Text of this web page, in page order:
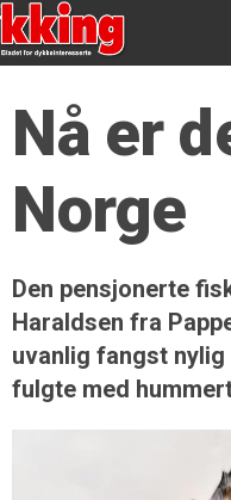
Nå er
Norge
Den pensjonerte
Haraldsen fra
uvanlig fangst
fulgte med